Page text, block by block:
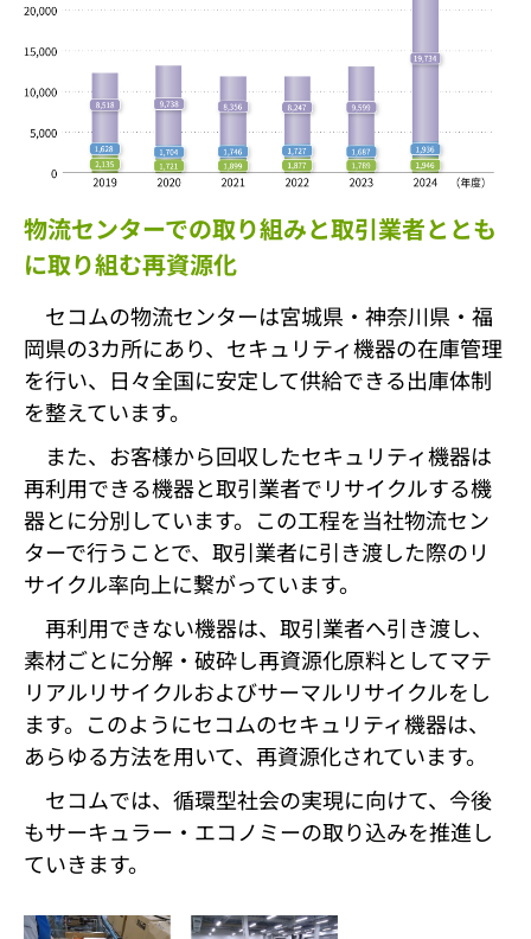
物流センターでの取り組みと取引業者ととも
に取り組む再資源化
セコムの物流センターは宮城県・神奈川県・福
岡県の3カ所にあり、セキュリティ機器の在庫管理
を行い、日々全国に安定して供給できる出庫体制
を整えています。
また、お客様から回収したセキュリティ機器は
再利用できる機器と取引業者でリサイクルする機
器とに分別しています。この工程を当社物流セン
ターで行うことで、取引業者に引き渡した際のリ
サイクル率向上に繋がっています。
再利用できない機器は、取引業者へ引き渡し、
素材ごとに分解・破砕し再資源化原料としてマテ
リアルリサイクルおよびサーマルリサイクルをし
ます。このようにセコムのセキュリティ機器は、
あらゆる方法を用いて、再資源化されています。
セコムでは、循環型社会の実現に向けて、今後
もサーキュラー・エコノミーの取り込みを推進し
ていきます。